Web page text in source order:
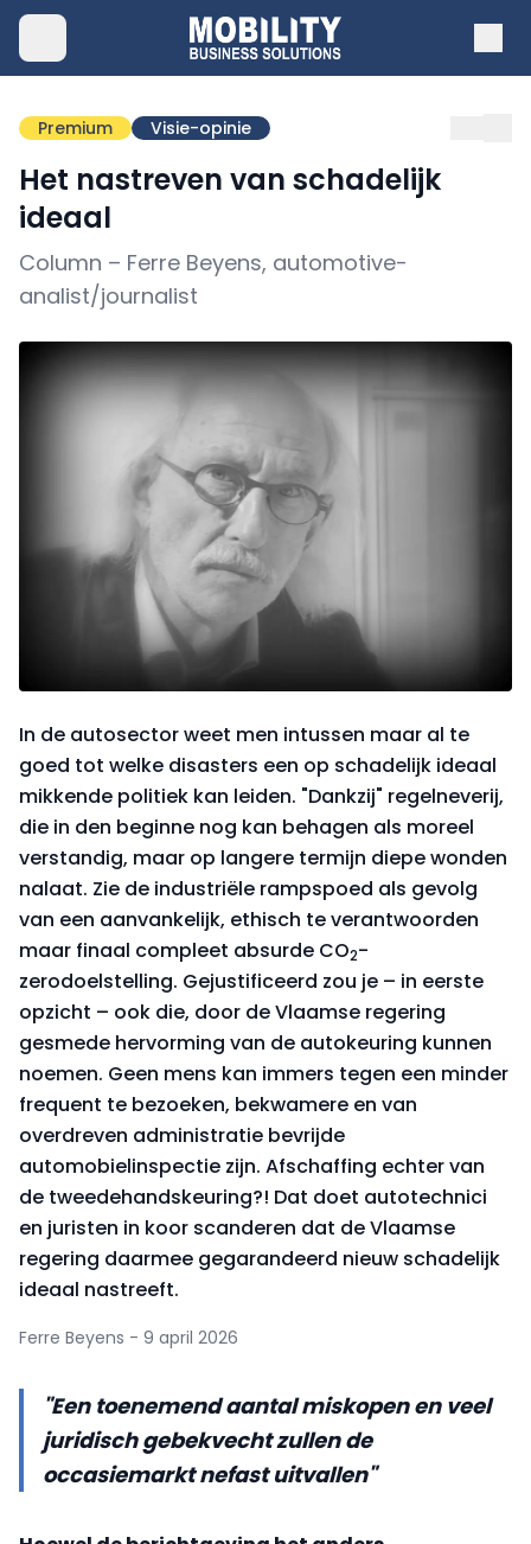
Premium Visie-opinie
Het nastreven van schadelijk
ideaal
Column – Ferre Beyens, automotive-
analist/journalist
In de autosector weet men intussen maar al te
goed tot welke disasters een op schadelijk ideaal
mikkende politiek kan leiden. "Dankzij" regelneverij,
die in den beginne nog kan behagen als moreel
verstandig, maar op langere termijn diepe wonden
nalaat. Zie de industriële rampspoed als gevolg
van een aanvankelijk, ethisch te verantwoorden
maar finaal compleet absurde CO2-
zerodoelstelling. Gejustificeerd zou je – in eerste
opzicht – ook die, door de Vlaamse regering
gesmede hervorming van de autokeuring kunnen
noemen. Geen mens kan immers tegen een minder
frequent te bezoeken, bekwamere en van
overdreven administratie bevrijde
automobielinspectie zijn. Afschaffing echter van
de tweedehandskeuring?! Dat doet autotechnici
en juristen in koor scanderen dat de Vlaamse
regering daarmee gegarandeerd nieuw schadelijk
ideaal nastreeft.
Ferre Beyens - 9 april 2026
"Een toenemend aantal miskopen en veel
juridisch gebekvecht zullen de
occasiemarkt nefast uitvallen"